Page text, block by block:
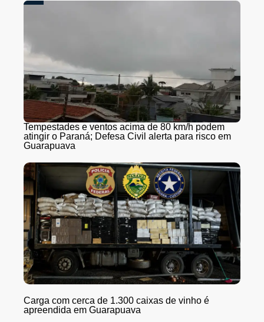
Tempestades e ventos acima de 80 km/h podem
atingir o Paraná; Defesa Civil alerta para risco em
Guarapuava
Carga com cerca de 1.300 caixas de vinho é
apreendida em Guarapuava